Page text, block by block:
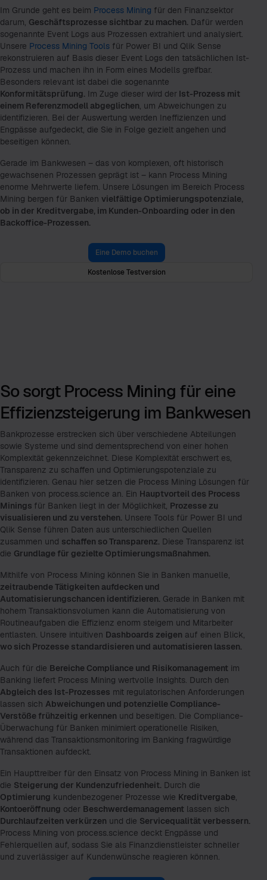
Im Grunde geht es beim Process Mining für den Finanzsektor
darum, Geschäftsprozesse sichtbar zu machen. Dafür werden
sogenannte Event Logs aus Prozessen extrahiert und analysiert.
Unsere Process Mining Tools für Power BI und Qlik Sense
rekonstruieren auf Basis dieser Event Logs den tatsächlichen Ist-
Prozess und machen ihn in Form eines Modells greifbar.
Besonders relevant ist dabei die sogenannte
Konformitätsprüfung. Im Zuge dieser wird der Ist-Prozess mit
einem Referenzmodell abgeglichen, um Abweichungen zu
identifizieren. Bei der Auswertung werden Ineffizienzen und
Engpässe aufgedeckt, die Sie in Folge gezielt angehen und
beseitigen können.
Gerade im Bankwesen – das von komplexen, oft historisch
gewachsenen Prozessen geprägt ist – kann Process Mining
enorme Mehrwerte liefern. Unsere Lösungen im Bereich Process
Mining bergen für Banken vielfältige Optimierungspotenziale,
ob in der Kreditvergabe, im Kunden-Onboarding oder in den
Backoffice-Prozessen.
Eine Demo buchen
Kostenlose Testversion
So sorgt Process Mining für eine
Effizienzsteigerung im Bankwesen
Bankprozesse erstrecken sich über verschiedene Abteilungen
sowie Systeme und sind dementsprechend von einer hohen
Komplexität gekennzeichnet. Diese Komplexität erschwert es,
Transparenz zu schaffen und Optimierungspotenziale zu
identifizieren. Genau hier setzen die Process Mining Lösungen für
Banken von process.science an. Ein Hauptvorteil des Process
Minings für Banken liegt in der Möglichkeit, Prozesse zu
visualisieren und zu verstehen. Unsere Tools für Power BI und
Qlik Sense führen Daten aus unterschiedlichen Quellen
zusammen und schaffen so Transparenz. Diese Transparenz ist
die Grundlage für gezielte Optimierungsmaßnahmen.
Mithilfe von Process Mining können Sie in Banken manuelle,
zeitraubende Tätigkeiten aufdecken und
Automatisierungschancen identifizieren. Gerade in Banken mit
hohem Transaktionsvolumen kann die Automatisierung von
Routineaufgaben die Effizienz enorm steigern und Mitarbeiter
entlasten. Unsere intuitiven Dashboards zeigen auf einen Blick,
wo sich Prozesse standardisieren und automatisieren lassen.
Auch für die Bereiche Compliance und Risikomanagement im
Banking liefert Process Mining wertvolle Insights. Durch den
Abgleich des Ist-Prozesses mit regulatorischen Anforderungen
lassen sich Abweichungen und potenzielle Compliance-
Verstöße frühzeitig erkennen und beseitigen. Die Compliance-
Überwachung für Banken minimiert operationelle Risiken,
während das Transaktionsmonitoring im Banking fragwürdige
Transaktionen aufdeckt.
Ein Haupttreiber für den Einsatz von Process Mining in Banken ist
die Steigerung der Kundenzufriedenheit. Durch die
Optimierung kundenbezogener Prozesse wie Kreditvergabe,
Kontoeröffnung oder Beschwerdemanagement lassen sich
Durchlaufzeiten verkürzen und die Servicequalität verbessern.
Process Mining von process.science deckt Engpässe und
Fehlerquellen auf, sodass Sie als Finanzdienstleister schneller
und zuverlässiger auf Kundenwünsche reagieren können.